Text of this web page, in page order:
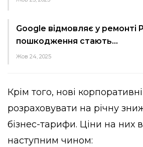
Google відмовляє у ремонті
пошкодження стають…
Жов 24, 2025
Крім того, нові
розраховувати на річну
бізнес-тарифи. Ціни на них
наступним чином: